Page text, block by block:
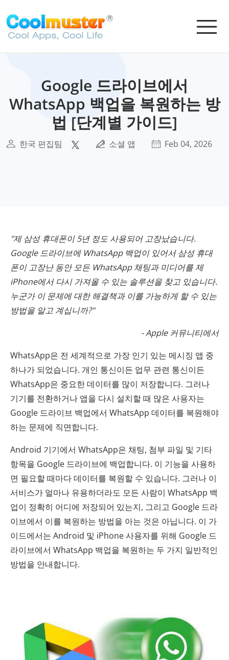
Google 드라이브에서
WhatsApp 백업을 복원하는 방
법 [단계별 가이드]
한국 편집팀 소셜 앱 Feb 04, 2026
"제 삼성 휴대폰이 5년 정도 사용되어 고장났습니다.
Google 드라이브에 WhatsApp 백업이 있어서 삼성 휴대
폰이 고장난 동안 모든 WhatsApp 채팅과 미디어를 제
iPhone에서 다시 가져올 수 있는 솔루션을 찾고 있습니다.
누군가 이 문제에 대한 해결책과 이를 가능하게 할 수 있는
방법을 알고 계십니까?"
- Apple 커뮤니티에서
WhatsApp은 전 세계적으로 가장 인기 있는 메시징 앱 중
하나가 되었습니다. 개인 통신이든 업무 관련 통신이든
WhatsApp은 중요한 데이터를 많이 저장합니다. 그러나
기기를 전환하거나 앱을 다시 설치할 때 많은 사용자는
Google 드라이브 백업에서 WhatsApp 데이터를 복원해야
하는 문제에 직면합니다.
Android 기기에서 WhatsApp은 채팅, 첨부 파일 및 기타
항목을 Google 드라이브에 백업합니다. 이 기능을 사용하
면 필요할 때마다 데이터를 복원할 수 있습니다. 그러나 이
서비스가 얼마나 유용하더라도 모든 사람이 WhatsApp 백
업이 정확히 어디에 저장되어 있는지, 그리고 Google 드라
이브에서 이를 복원하는 방법을 아는 것은 아닙니다. 이 가
이드에서는 Android 및 iPhone 사용자를 위해 Google 드
라이브에서 WhatsApp 백업을 복원하는 두 가지 일반적인
방법을 안내합니다.